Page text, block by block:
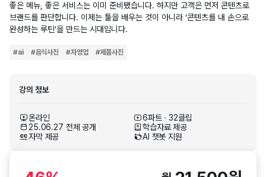
좋은 메뉴, 좋은 서비스는 이미 준비됐습니다. 하지만 고객은 먼저 콘텐츠로
브랜드를 판단합니다. 이제는 툴을 배우는 것이 아니라 ‘콘텐츠를 내 손으로
완성하는 루틴’을 만드는 시대입니다.
#ai #음식사진 #자영업 #제품사진
강의 정보
온라인
6파트 ∙ 32클립
25.06.27 전체 공개
학습자료 제공
자막 제공
AI 챗봇 지원